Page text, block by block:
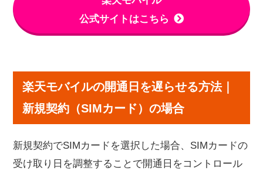
公式サイトはこちら
楽天モバイルの開通日を遅らせる方法｜
新規契約（SIMカード）の場合
新規契約でSIMカードを選択した場合、SIMカードの
受け取り日を調整することで開通日をコントロール